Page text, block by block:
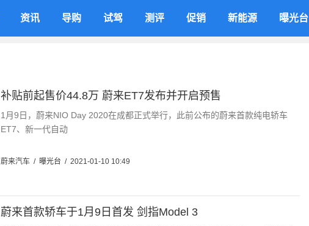
资讯 导购 试驾 测评 促销 新能源 曝光台
补贴前起售价44.8万 蔚来ET7发布并开启预售
1月9日，蔚来NIO Day 2020在成都正式举行，此前公布的蔚来首款纯电轿车
ET7、新一代自动
蔚来汽车 / 曝光台 / 2021-01-10 10:49
蔚来首款轿车于1月9日首发 剑指Model 3